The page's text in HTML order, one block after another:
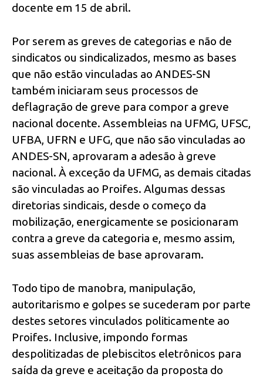
docente em 15 de abril.
Por serem as greves de categorias e não de
sindicatos ou sindicalizados, mesmo as bases
que não estão vinculadas ao ANDES-SN
também iniciaram seus processos de
deflagração de greve para compor a greve
nacional docente. Assembleias na UFMG, UFSC,
UFBA, UFRN e UFG, que não são vinculadas ao
ANDES-SN, aprovaram a adesão à greve
nacional. À exceção da UFMG, as demais citadas
são vinculadas ao Proifes. Algumas dessas
diretorias sindicais, desde o começo da
mobilização, energicamente se posicionaram
contra a greve da categoria e, mesmo assim,
suas assembleias de base aprovaram.
Todo tipo de manobra, manipulação,
autoritarismo e golpes se sucederam por parte
destes setores vinculados politicamente ao
Proifes. Inclusive, impondo formas
despolitizadas de plebiscitos eletrônicos para
saída da greve e aceitação da proposta do